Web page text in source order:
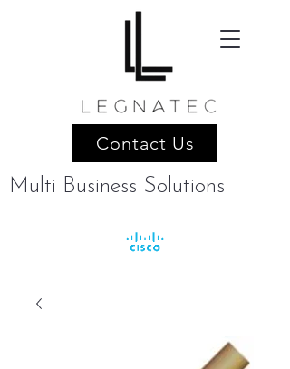
Contact Us
Multi Business Solutions